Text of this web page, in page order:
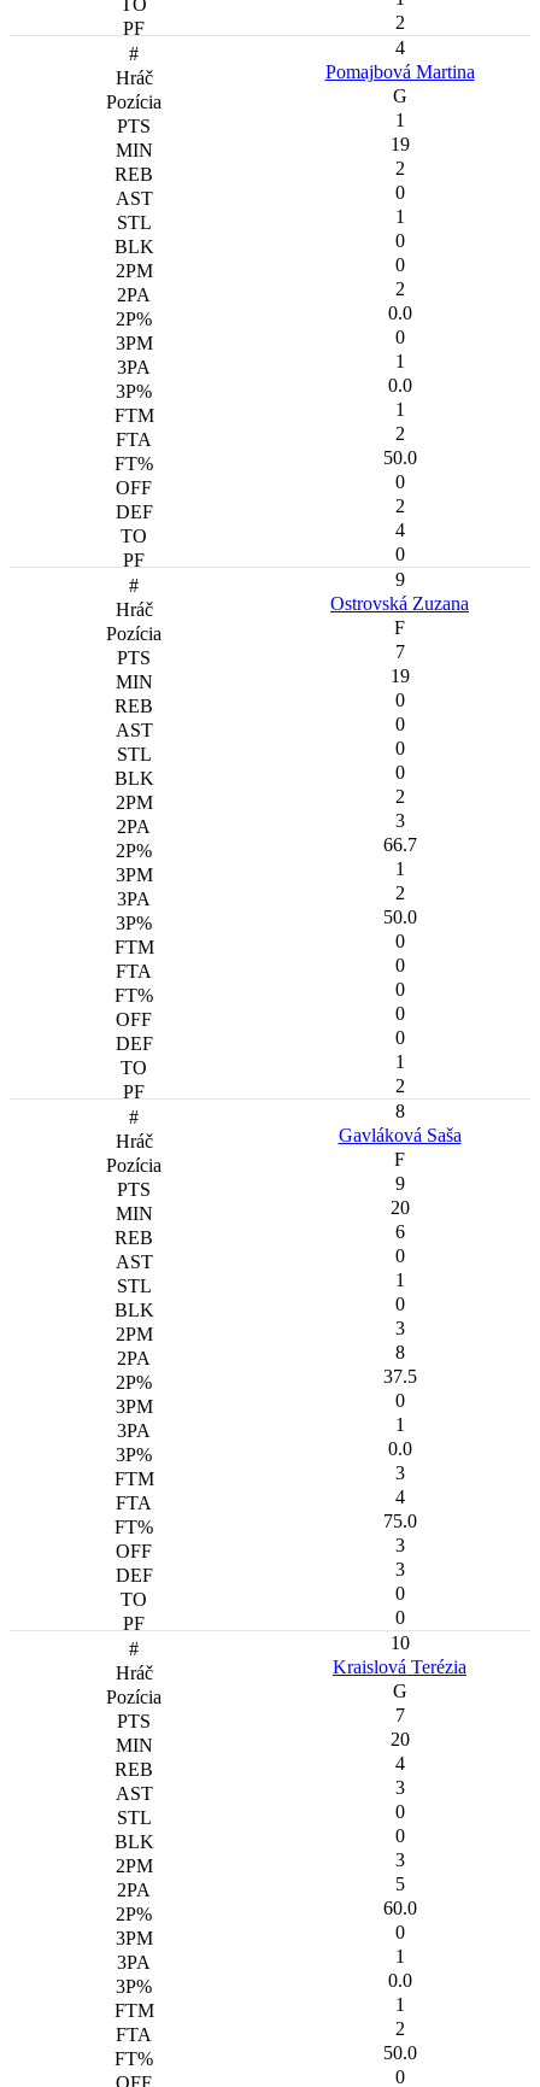
2
4
Pomajbová Martina
G
1
19
2
0
1
0
0
2
0.0
0
1
0.0
1
2
50.0
0
2
4
0
9
Ostrovská Zuzana
F
7
19
0
0
0
0
2
3
66.7
1
2
50.0
0
0
0
0
0
1
2
8
Gavláková Saša
F
9
20
6
0
1
0
3
8
37.5
0
1
0.0
3
4
75.0
3
3
0
0
10
Kraislová Terézia
G
7
20
4
3
0
0
3
5
60.0
0
1
0.0
1
2
50.0
0